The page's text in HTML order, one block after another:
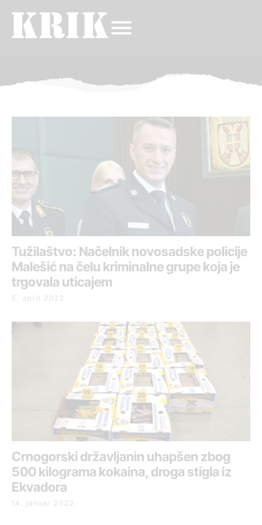
Tužilaštvo: Načelnik novosadske policije
Malešić na čelu kriminalne grupe koja je
trgovala uticajem
5. april 2022.
Crnogorski državljanin uhapšen zbog
500 kilograma kokaina, droga stigla iz
Ekvadora
14. januar 2022.